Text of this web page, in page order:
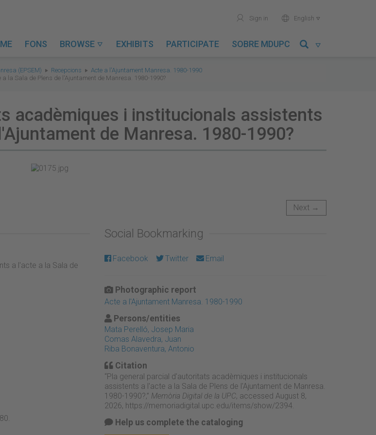
user Sign in world English 
FONS BROWSE  EXHIBITS PARTICIPATE SOBRE MDUPC 
(EPSEM) Recepcions
Acte a l'Ajuntament Manresa. 1980-1990
Sala de Plens de l'Ajuntament de Manresa. 1980-1990?
acadèmiques i institucionals assistents
de Manresa. 1980-1990?
Next →
a l'acte a la Sala de
Social Bookmarking
Facebook Twitter Email
Photographic report
Acte a l'Ajuntament Manresa. 1980-1990
Persons/entities
Mata Perelló, Josep Maria
Comas Alavedra, Juan
Riba Bonaventura, Antonio
Citation
“Pla general parcial d'autoritats acadèmiques i institucionals
assistents a l'acte a la Sala de Plens de l'Ajuntament de Manresa.
1980-1990?,” Memòria Digital de la UPC, accessed August 8,
2026, https://memoriadigital.upc.edu/items/show/2394.
Help us complete the cataloging